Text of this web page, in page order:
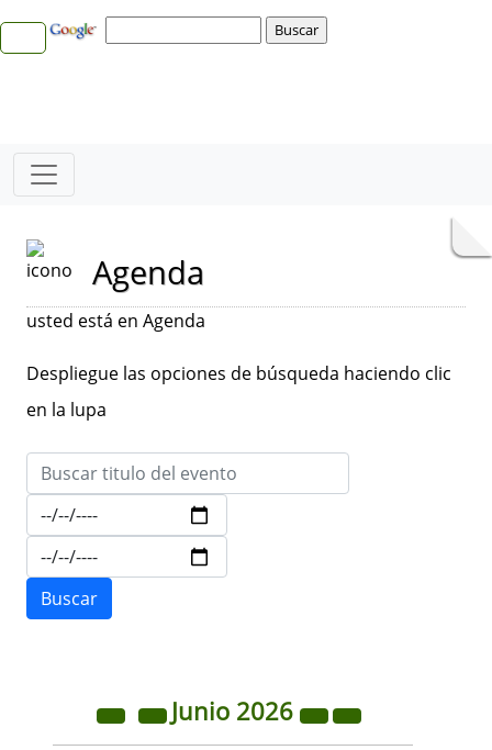
Agenda
usted está en Agenda
Despliegue las opciones de búsqueda haciendo clic
en la lupa
Junio 2026